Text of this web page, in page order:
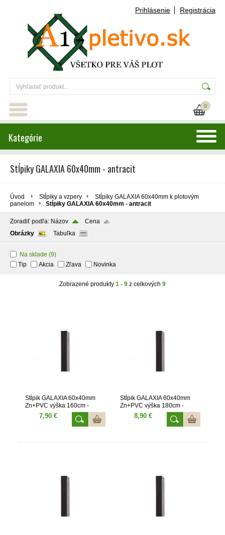
Prihlásenie Registrácia
0
Kategórie
Stĺpiky GALAXIA 60x40mm - antracit
Úvod Stĺpiky a vzpery
Stĺpiky GALAXIA 60x40mm k plotovým
panelom
Stĺpiky GALAXIA 60x40mm - antracit
Zoradiť podľa: Názov
Cena
Obrázky
Tabuľka
Na sklade (9)
Tip
Akcia Zľava Novinka
Zobrazené produkty 1 - 9 z celkových 9
Stĺpik GALAXIA 60x40mm
Zn+PVC výška 160cm -
antracit7,90 €
Stĺpik GALAXIA 60x40mm
Zn+PVC výška 180cm -
antracit8,90 €